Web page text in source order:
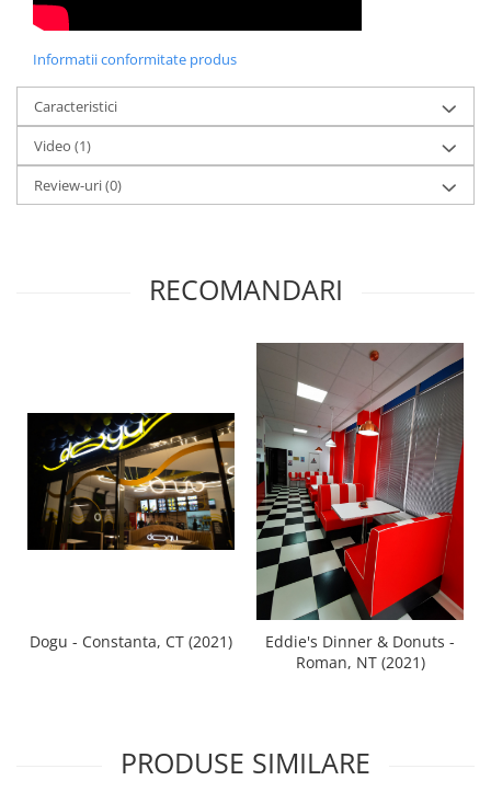
Informatii conformitate produs
Caracteristici
Video (1)
Review-uri(0)
RECOMANDARI
Dogu - Constanta, CT (2021)
Eddie's Dinner & Donuts -
Roman, NT (2021)
PRODUSE SIMILARE